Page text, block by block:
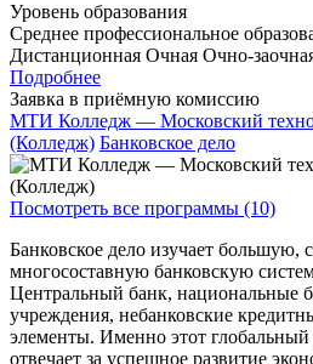
Уровень образования
Среднее профессиональное
Дистанционная Очная Очно-
Подробнее
Заявка в приёмную комиссию
МТИ Колледж — Московский
(Колледж) Банковское дело
Посмотреть все программы (10)
Банковское дело изучает большую,
многосоставную банковскую
Центральный банк, национальные
учреждения, небанковские
элементы. Именно этот
отвечает за успешное развитие